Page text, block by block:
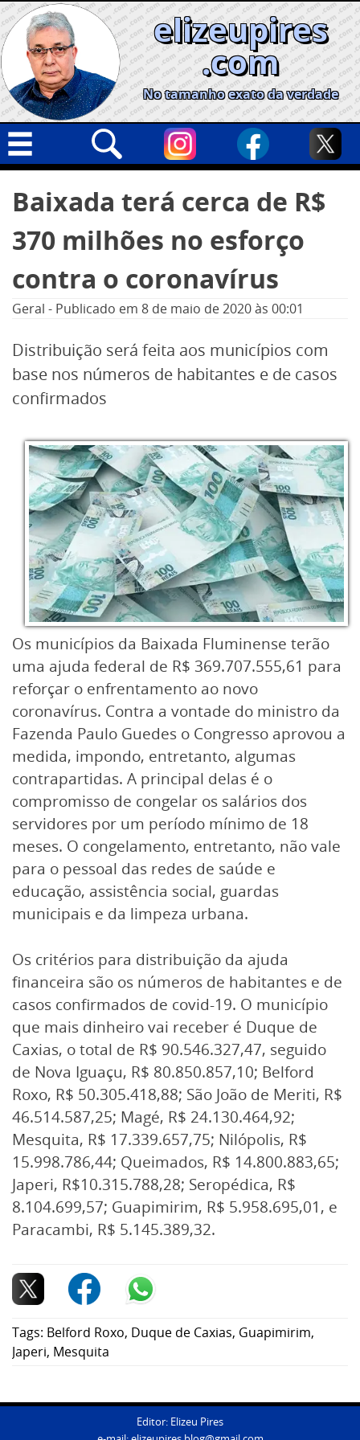
Skip
to
content
elizeupires
.com
No tamanho exato da verdade
Geral
Cidades
Informe especial
por:
Baixada terá cerca de R$
370 milhões no esforço
contra o coronavírus
Geral - Publicado em 8 de maio de 2020às 00:01
Distribuição será feita aos municípios com
base nos números de habitantes e de casos
confirmados
Os municípios da Baixada Fluminense terão
uma ajuda federal de R$ 369.707.555,61 para
reforçar o enfrentamento ao novo
coronavírus. Contra a vontade do ministro da
Fazenda Paulo Guedes o Congresso aprovou a
medida, impondo, entretanto, algumas
contrapartidas. A principal delas é o
compromisso de congelar os salários dos
servidores por um período mínimo de 18
meses. O congelamento, entretanto, não vale
para o pessoal das redes de saúde e
educação, assistência social, guardas
municipais e da limpeza urbana.
Os critérios para distribuição da ajuda
financeira são os números de habitantes e de
casos confirmados de covid-19. O município
que mais dinheiro vai receber é Duque de
Caxias, o total de R$ 90.546.327,47, seguido
de Nova Iguaçu, R$ 80.850.857,10; Belford
Roxo, R$ 50.305.418,88; São João de Meriti, R$
46.514.587,25; Magé, R$ 24.130.464,92;
Mesquita, R$ 17.339.657,75; Nilópolis, R$
15.998.786,44; Queimados, R$ 14.800.883,65;
Japeri, R$10.315.788,28; Seropédica, R$
8.104.699,57; Guapimirim, R$ 5.958.695,01, e
Paracambi, R$ 5.145.389,32.
Tags: Belford Roxo, Duque de Caxias, Guapimirim,
Japeri, Mesquita
Editor: Elizeu Pires